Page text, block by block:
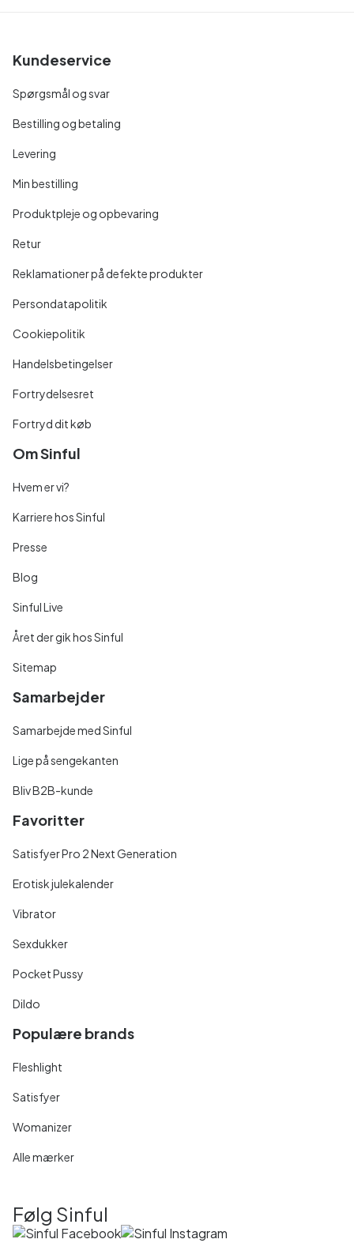
Kundeservice
Spørgsmål og svar
Bestilling og betaling
Levering
Min bestilling
Produktpleje og opbevaring
Retur
Reklamationer på defekte produkter
Persondatapolitik
Cookiepolitik
Handelsbetingelser
Fortrydelsesret
Fortryd dit køb
Om Sinful
Hvem er vi?
Karriere hos Sinful
Presse
Blog
Sinful Live
Året der gik hos Sinful
Sitemap
Samarbejder
Samarbejde med Sinful
Lige på sengekanten
Bliv B2B-kunde
Favoritter
Satisfyer Pro 2 Next Generation
Erotisk julekalender
Vibrator
Sexdukker
Pocket Pussy
Dildo
Populære brands
Fleshlight
Satisfyer
Womanizer
Alle mærker
Følg Sinful